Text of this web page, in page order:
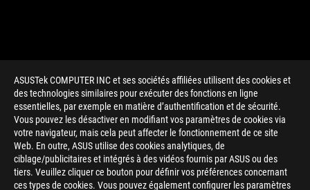
ASUSTek COMPUTER INC et ses sociétés affiliées utilisent des cookies et
des technologies similaires pour exécuter des fonctions en ligne
essentielles, par exemple en matière d’authentification et de sécurité.
Vous pouvez les désactiver en modifiant vos paramètres de cookies via
votre navigateur, mais cela peut affecter le fonctionnement de ce site
Web. En outre, ASUS utilise des cookies analytiques, de
ciblage/publicitaires et intégrés à des vidéos fournis par ASUS ou des
tiers. Veuillez cliquer ce bouton pour définir vos préférences concernant
ces types de cookies. Vous pouvez également configurer les paramètres
> GAMING HYPR-RX